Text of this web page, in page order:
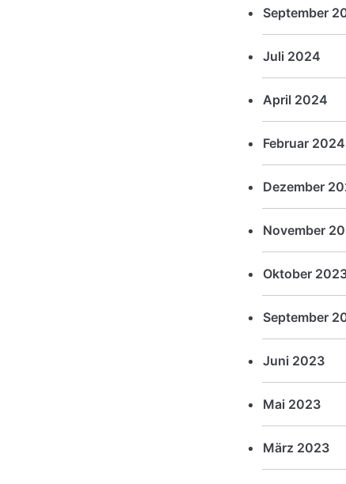
September
Juli 2024
April 2024
Februar 2024
Dezember
November
Oktober
September
Juni 2023
Mai 2023
März 2023